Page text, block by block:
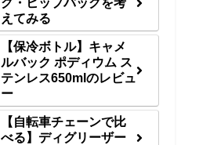
えてみる
【保冷ボトル】キャメ
ルバック ポディウム ス
テンレス650mlのレビュ
ー
【自転車チェーンで比
べる】ディグリーザー